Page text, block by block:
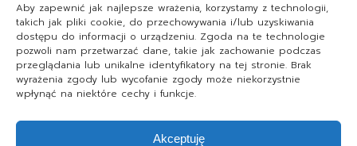
Aby zapewnić jak najlepsze wrażenia, korzystamy z technologii,
takich jak pliki cookie, do przechowywania i/lub uzyskiwania
dostępu do informacji o urządzeniu. Zgoda na te technologie
pozwoli nam przetwarzać dane, takie jak zachowanie podczas
przeglądania lub unikalne identyfikatory na tej stronie. Brak
wyrażenia zgody lub wycofanie zgody może niekorzystnie
wpłynąć na niektóre cechy i funkcje.
Akceptuję